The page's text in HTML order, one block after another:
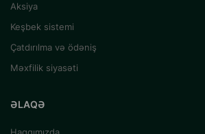
Aksiya
Keşbek sistemi
Çatdırılma və ödəniş
Məxfilik siyasəti
ƏLAQƏ